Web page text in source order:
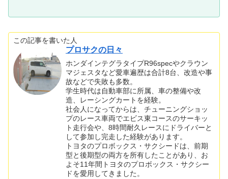
この記事を書いた人
プロサクの日々
ホンダインテグラタイプR96specやクラウン
マジェスタなど愛車遍歴は合計8台、改造や事
故などで失敗も多数。
学生時代は自動車部に所属、車の整備や改
造、レーシングカートを経験。
社会人になってからは、チューニングショッ
プのレース車両でエビス東コースのサーキッ
ト走行会や、8時間耐久レースにドライバーと
して参加し完走した経験があります。
トヨタのプロボックス・サクシードは、前期
型と後期型の両方を所有したことがあり、お
よそ11年間トヨタのプロボックス・サクシー
ドを愛用してきました。